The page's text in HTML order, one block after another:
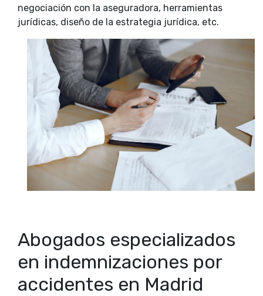
negociación con la aseguradora, herramientas
jurídicas, diseño de la estrategia jurídica, etc.
Abogados especializados
en indemnizaciones por
accidentes en Madrid